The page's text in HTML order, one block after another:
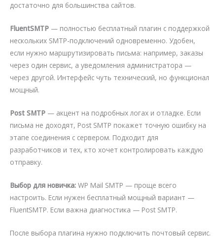
достаточно для большинства сайтов.
FluentSMTP — полностью бесплатный плагин с поддержкой
нескольких SMTP-подключений одновременно. Удобен,
если нужно маршрутизировать письма: например, заказы
через один сервис, а уведомления администратора —
через другой. Интерфейс чуть технический, но функционал
мощный.
Post SMTP — акцент на подробных логах и отладке. Если
письма не доходят, Post SMTP покажет точную ошибку на
этапе соединения с сервером. Подходит для
разработчиков и тех, кто хочет контролировать каждую
отправку.
Выбор для новичка: WP Mail SMTP — проще всего
настроить. Если нужен бесплатный мощный вариант —
FluentSMTP. Если важна диагностика — Post SMTP.
После выбора плагина нужно подключить почтовый сервис.